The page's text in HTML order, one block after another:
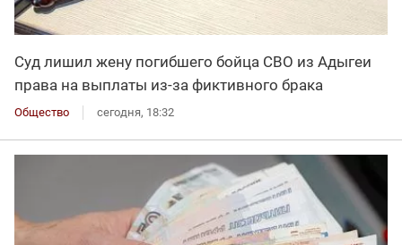
Суд лишил жену погибшего бойца СВО из Адыгеи
права на выплаты из-за фиктивного брака
Общество сегодня, 18:32